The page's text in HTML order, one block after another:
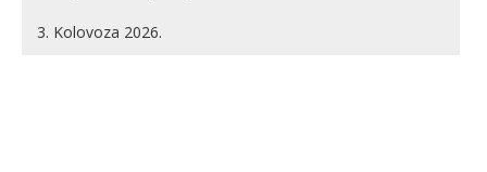
3. Kolovoza 2026.